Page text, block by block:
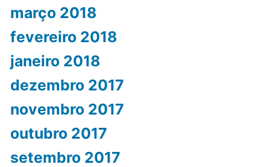
março 2018
fevereiro 2018
janeiro 2018
dezembro 2017
novembro 2017
outubro 2017
setembro 2017